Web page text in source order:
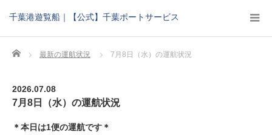
千葉港遊覧船｜【公式】千葉ポートサービス
Home 最新の運航状況 7月8日（水）の運航状況
2026.07.08
7月8日（水）の運航状況
＊本日は1便の運航です＊